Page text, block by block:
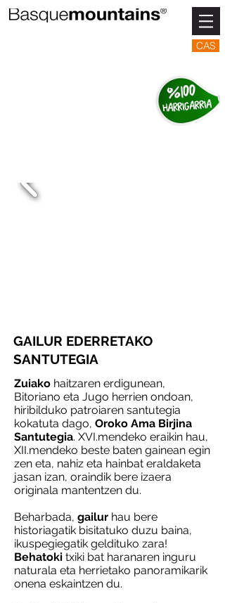
CAS
GAILUR EDERRETAKO
SANTUTEGIA
Zuiako haitzaren erdigunean,
Bitoriano eta Jugo herrien ondoan,
hiribilduko patroiaren santutegia
kokatuta dago, Oroko Ama Birjina
Santutegia. XVI.mendeko eraikin hau,
XII.mendeko beste baten gainean egin
zen eta, nahiz eta hainbat eraldaketa
jasan izan, oraindik bere izaera
originala mantentzen du.
​Beharbada, gailur hau bere
historiagatik bisitatuko duzu baina,
ikuspegiegatik geldituko zara!
Behatoki txiki bat haranaren inguru
naturala eta herrietako panoramikarik
onena eskaintzen du.